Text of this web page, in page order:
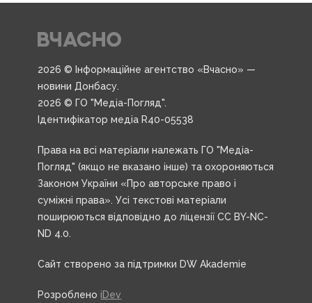
2026 © Інформаційне агентство «Вчасно» —
новини Донбасу.
2026 © ГО "Медіа-Погляд".
Ідентифікатор медіа R40-05538
Права на всі матеріали належать ГО "Медіа-
Погляд" (якщо не вказано інше) та охороняються
Законом України «Про авторське право і
суміжні права». Усі текстові матеріали
поширюються відповідно до ліцензії CC BY-NC-
ND 4.0.
Сайт створено за підтримки DW Akademie
Розроблено iDev